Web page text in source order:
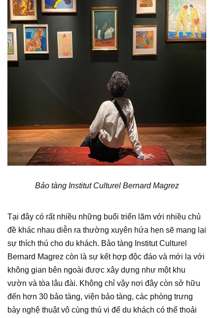
Bảo tàng Institut Culturel Bernard Magrez
Tại đây có rất nhiều những buổi triển lãm với nhiều chủ
đề khác nhau diễn ra thường xuyên hứa hẹn sẽ mang lại
sự thích thú cho du khách. Bảo tàng Institut Culturel
Bernard Magrez còn là sự kết hợp độc đáo và mới lạ với
không gian bên ngoài được xây dựng như một khu
vườn và tòa lâu đài. Không chỉ vậy nơi đây còn sở hữu
đến hơn 30 bảo tàng, viện bảo tàng, các phòng trưng
bày nghệ thuật vô cùng thú vị để du khách có thể thoải